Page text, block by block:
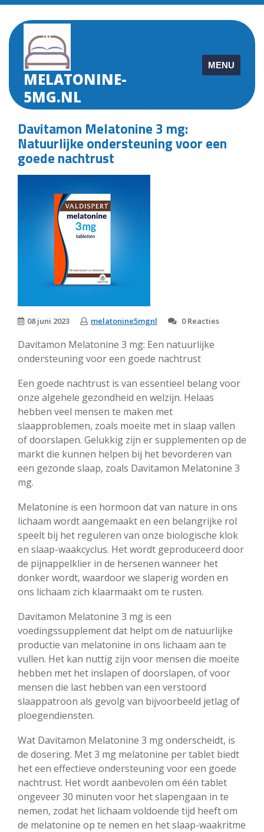
Skip
content
MELATONINE-
5MG.NL
MENU
Davitamon Melatonine 3 mg:
Natuurlijke ondersteuning voor een
goede nachtrust
08 juni 2023 melatonine5mgnl 0 Reacties
Davitamon Melatonine 3 mg: Een natuurlijke
ondersteuning voor een goede nachtrust
Een goede nachtrust is van essentieel belang voor
onze algehele gezondheid en welzijn. Helaas
hebben veel mensen te maken met
slaapproblemen, zoals moeite met in slaap vallen
of doorslapen. Gelukkig zijn er supplementen op de
markt die kunnen helpen bij het bevorderen van
een gezonde slaap, zoals Davitamon Melatonine 3
mg.
Melatonine is een hormoon dat van nature in ons
lichaam wordt aangemaakt en een belangrijke rol
speelt bij het reguleren van onze biologische klok
en slaap-waakcyclus. Het wordt geproduceerd door
de pijnappelklier in de hersenen wanneer het
donker wordt, waardoor we slaperig worden en
ons lichaam zich klaarmaakt om te rusten.
Davitamon Melatonine 3 mg is een
voedingssupplement dat helpt om de natuurlijke
productie van melatonine in ons lichaam aan te
vullen. Het kan nuttig zijn voor mensen die moeite
hebben met het inslapen of doorslapen, of voor
mensen die last hebben van een verstoord
slaappatroon als gevolg van bijvoorbeeld jetlag of
ploegendiensten.
Wat Davitamon Melatonine 3 mg onderscheidt, is
de dosering. Met 3 mg melatonine per tablet biedt
het een effectieve ondersteuning voor een goede
nachtrust. Het wordt aanbevolen om één tablet
ongeveer 30 minuten voor het slapengaan in te
nemen, zodat het lichaam voldoende tijd heeft om
de melatonine op te nemen en het slaap-waakritme